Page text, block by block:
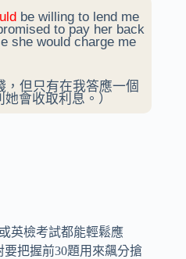
be willing to lend me
to pay her back
she would charge me
，但只有在我答應一個
會收取利息。）
英檢考試都能輕鬆應
把握前30題用來飆分搶